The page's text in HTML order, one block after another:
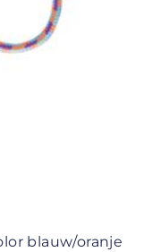
blauw/oranje